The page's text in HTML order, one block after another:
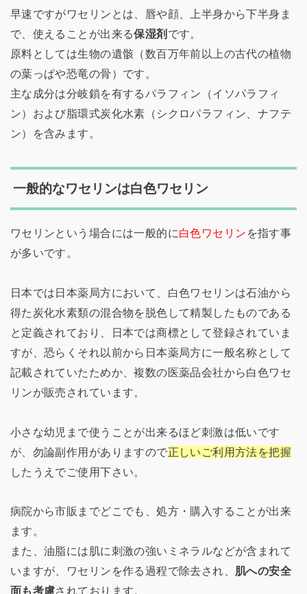
早速ですがワセリンとは、唇や顔、上半身から下半身ま
で、使えることが出来る保湿剤 です。
原料としては生物の遺骸（数百万年前以上の古代の植物
の葉っぱや恐竜の骨）です。
主な成分は分岐鎖を有するパラフィン（イソパラフィ
ン）および脂環式炭化水素（シクロパラフィン、ナフテ
ン）を含みます。
一般的なワセリンは白色ワセリン
ワセリンという場合には一般的に白色ワセリン を指す事
が多いです。
日本では日本薬局方において、白色ワセリンは石油から
得た炭化水素類の混合物を脱色して精製したものである
と定義されており、日本では商標として登録されていま
すが、恐らくそれ以前から日本薬局方に一般名称として
記載されていたためか、複数の医薬品会社から白色ワセ
リンが販売されています。
小さな幼児まで使うことが出来るほど刺激は低いです
が、勿論副作用がありますので正しいご利用方法を把握
したうえでご使用下さい。
病院から市販までどこでも、処方・購入することが出来
ます。
また、油脂には肌に刺激の強いミネラルなどが含まれて
いますが、ワセリンを作る過程で除去され、 肌への安全
面も考慮されております。